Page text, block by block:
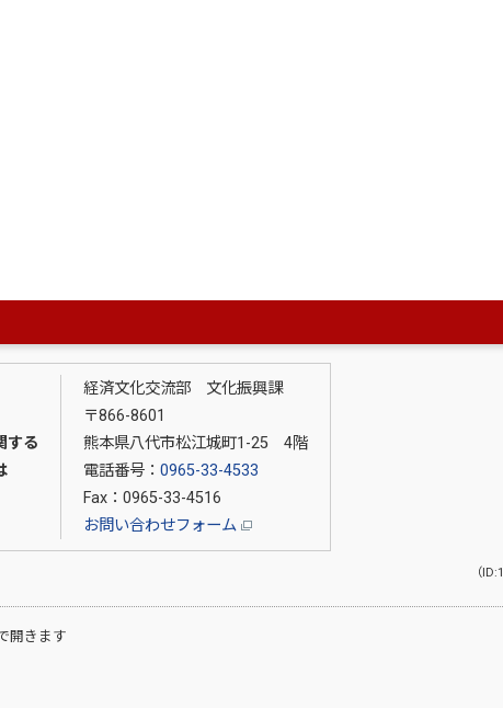
メガバイト）
する
経済文化交流部 文化振興課
〒866-8601
熊本県八代市松江城町1-25 4階
電話番号： 0965-33-4533
Fax：0965-33-4516
お問い合わせフォーム
（
開きます